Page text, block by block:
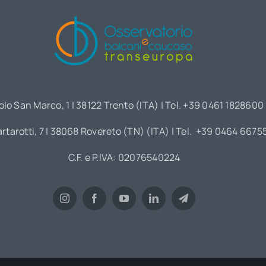
San Marco, 1 | 38122 Trento (ITA) | Tel. +39 0461 1828600
7 | 38068 Rovereto (TN) (ITA) | Tel. +39 0464
C.F. e P.IVA: 02076540224